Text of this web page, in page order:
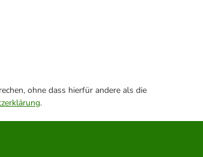
ohne dass hierfür andere als die
.